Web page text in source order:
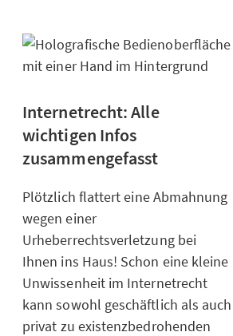
Internetrecht: Alle
wichtigen Infos
zusammengefasst
Plötzlich flattert eine Abmahnung
wegen einer
Urheberrechtsverletzung bei
Ihnen ins Haus! Schon eine kleine
Unwissenheit im Internetrecht
kann sowohl geschäftlich als auch
privat zu existenzbedrohenden